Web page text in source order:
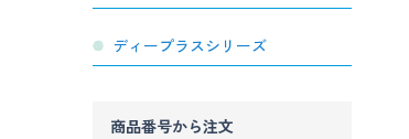
ディープラスシリーズ
商品番号から注文